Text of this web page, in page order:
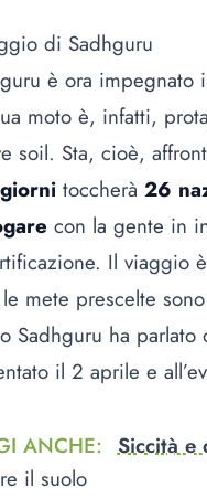
di Sadhguru
è ora impegnato
moto è, infatti,
soil. Sta, cioè,
toccherà 26
con la gente in
Il viaggio
mete prescelte
Sadhguru ha parlato
il 2 aprile e
ANCHE: Siccità e
il suolo